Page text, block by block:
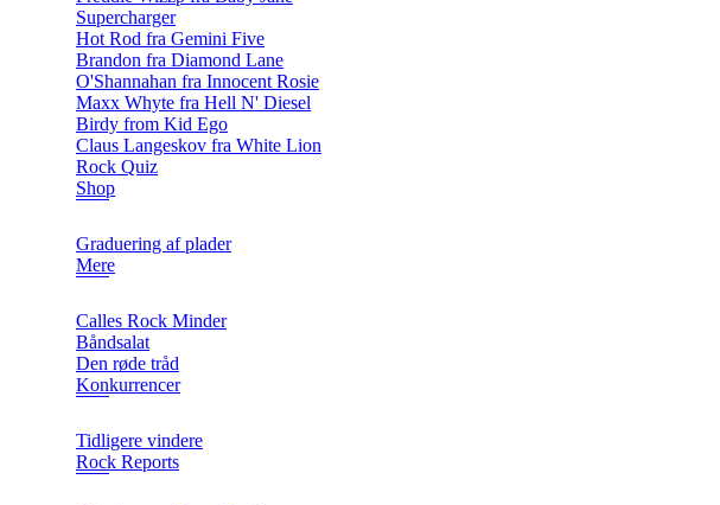
Supercharger
Hot Rod fra Gemini Five
Brandon fra Diamond Lane
O'Shannahan fra Innocent Rosie
Maxx Whyte fra Hell N' Diesel
Birdy from Kid Ego
Claus Langeskov fra White Lion
Rock Quiz
Shop
Graduering af plader
Mere
Calles Rock Minder
Båndsalat
Den røde tråd
Konkurrencer
Tidligere vindere
Rock Reports